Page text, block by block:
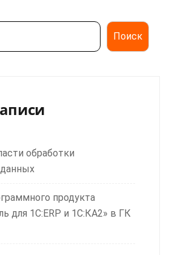
Поиск
обработки
продукта
для 1С:ERP и 1С:КА2» в ГК